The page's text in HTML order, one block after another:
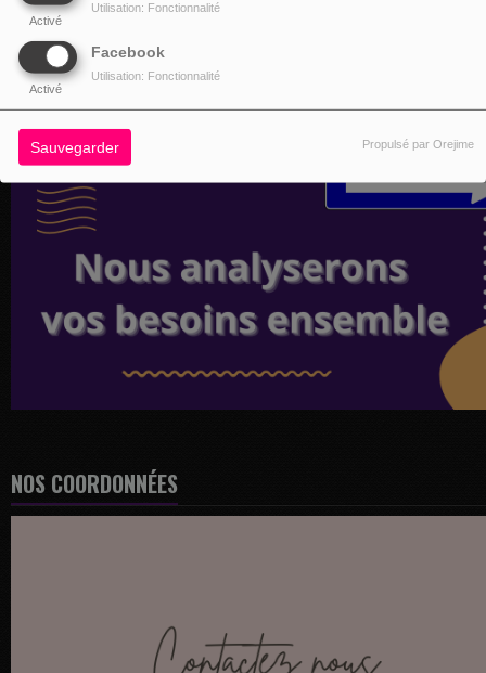
Activé
Utilisation: Fonctionnalité
Facebook
Activé
Utilisation: Fonctionnalité
Sauvegarder Propulsé par Orejime
NOS COORDONNÉES